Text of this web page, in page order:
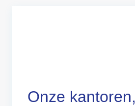
Onze kantoren,